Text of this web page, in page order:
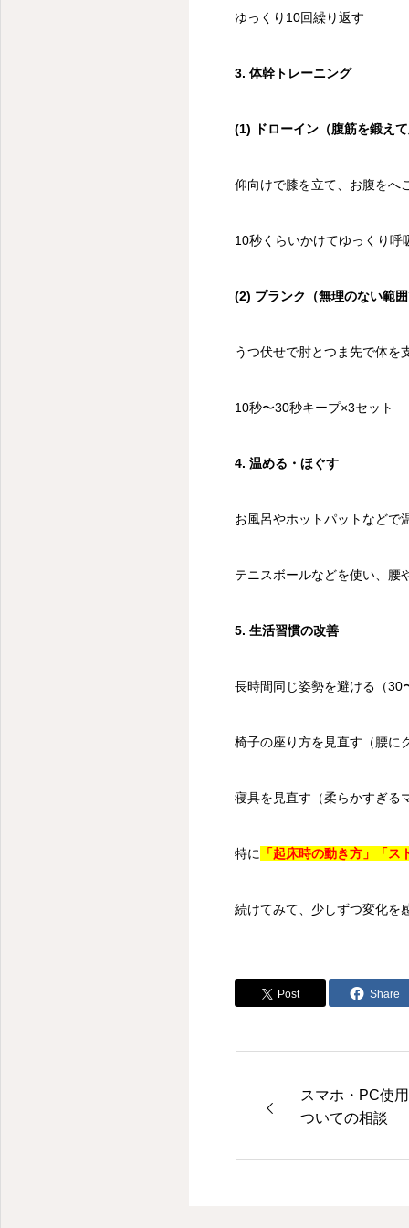
ゆっくり10回繰り返す
3. 体幹トレーニング
(1) ドローイン（腹筋を鍛え
仰向けで膝を立て、お腹をへ
10秒くらいかけてゆっくり呼
(2) プランク（無理のない範
うつ伏せで肘とつま先で体を
10秒〜30秒キープ×3セット
4. 温める・ほぐす
お風呂やホットパットなどで
テニスボールなどを使い、腰
5. 生活習慣の改善
長時間同じ姿勢を避ける（30
椅子の座り方を見直す（腰に
寝具を見直す（柔らかすぎる
特に 「起床時の動き方」「
続けてみて、少しずつ変化を
Post Share
スマホ・PC使
ついての相談